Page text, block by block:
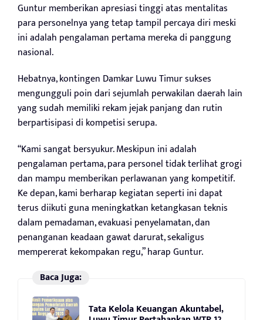
Guntur memberikan apresiasi tinggi atas mentalitas
para personelnya yang tetap tampil percaya diri meski
ini adalah pengalaman pertama mereka di panggung
nasional.
Hebatnya, kontingen Damkar Luwu Timur sukses
mengungguli poin dari sejumlah perwakilan daerah lain
yang sudah memiliki rekam jejak panjang dan rutin
berpartisipasi di kompetisi serupa.
“Kami sangat bersyukur. Meskipun ini adalah
pengalaman pertama, para personel tidak terlihat grogi
dan mampu memberikan perlawanan yang kompetitif.
Ke depan, kami berharap kegiatan seperti ini dapat
terus diikuti guna meningkatkan ketangkasan teknis
dalam pemadaman, evakuasi penyelamatan, dan
penanganan keadaan gawat darurat, sekaligus
mempererat kekompakan regu,” harap Guntur.
Baca Juga:
Tata Kelola Keuangan Akuntabel,